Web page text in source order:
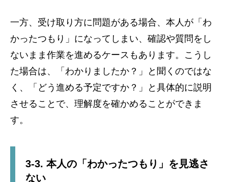
一方、受け取り方に問題がある場合、本人が「わ
かったつもり」になってしまい、確認や質問をし
ないまま作業を進めるケースもあります。こうし
た場合は、「わかりましたか？」と聞くのではな
く、「どう進める予定ですか？」と具体的に説明
させることで、理解度を確かめることができま
す。
3-3. 本人の「わかったつもり」を見逃さ
ない